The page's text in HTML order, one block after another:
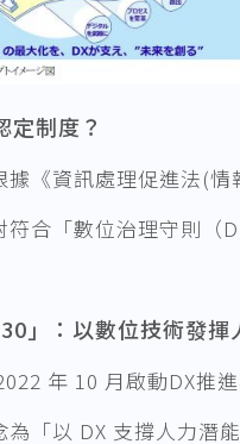
定制度？
據《資訊處理促進法(
符合「數位治理守則
」：以數位技術發
年 10 月啟動DX推
為「以 DX 支撐人力潛